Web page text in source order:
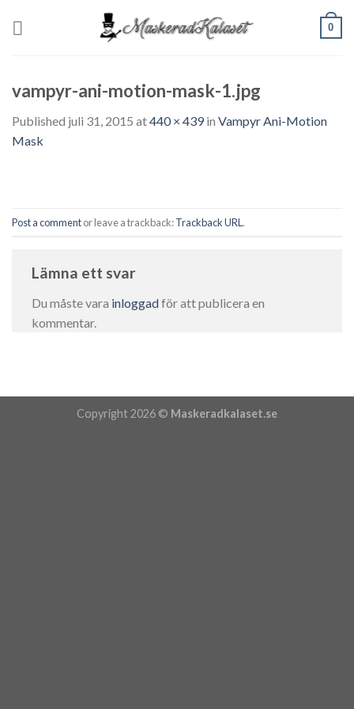
0
vampyr-ani-motion-mask-1.jpg
Published juli 31, 2015 at440 × 439in Vampyr Ani-Motion
Mask
Post a commentor leave a trackback:Trackback URL .
Lämna ett svar
Du måste vara inloggadför att publicera en
kommentar.
Copyright 2026 © Maskeradkalaset.se